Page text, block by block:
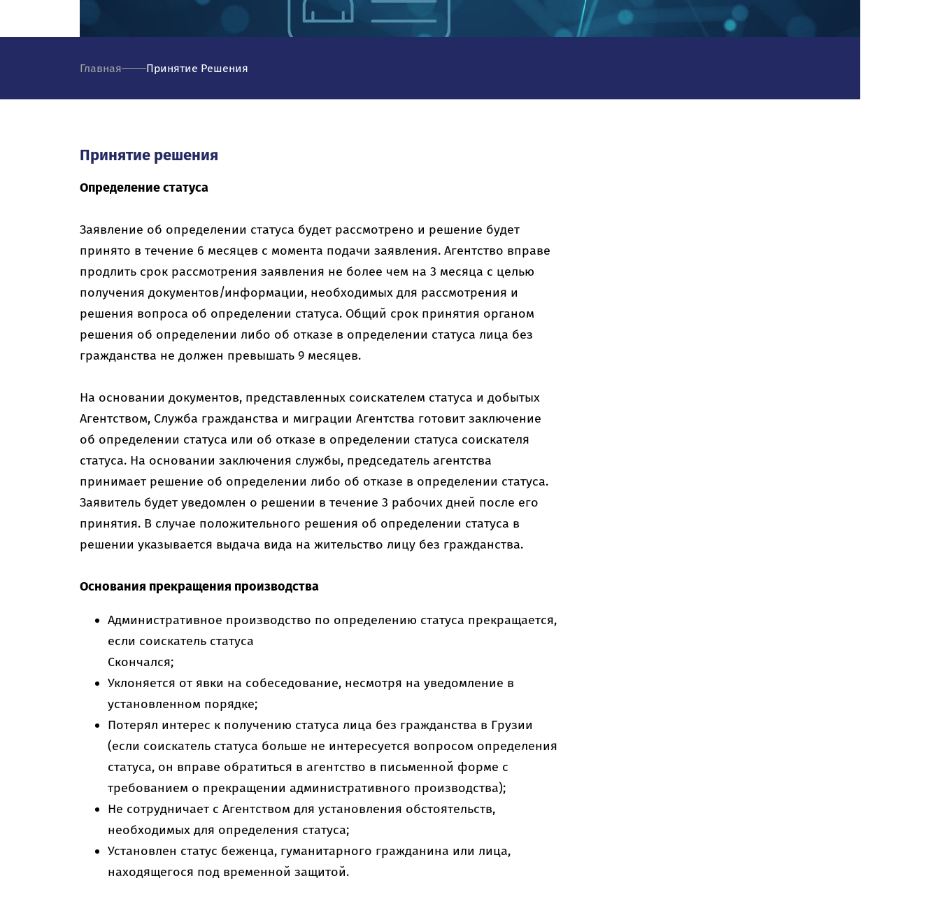
Главная Принятие Решения
Принятие решения
Определение статуса
Заявление об определении статуса будет рассмотрено и решение будет
принято в течение 6 месяцев с момента подачи заявления. Агентство вправе
продлить срок рассмотрения заявления не более чем на 3 месяца с целью
получения документов/информации, необходимых для рассмотрения и
решения вопроса об определении статуса. Общий срок принятия органом
решения об определении либо об отказе в определении статуса лица без
гражданства не должен превышать 9 месяцев.
На основании документов, представленных соискателем статуса и добытых
Агентством, Служба гражданства и миграции Агентства готовит заключение
об определении статуса или об отказе в определении статуса соискателя
статуса. На основании заключения службы, председатель агентства
принимает решение об определении либо об отказе в определении статуса.
Заявитель будет уведомлен о решении в течение 3 рабочих дней после его
принятия. В случае положительного решения об определении статуса в
решении указывается выдача вида на жительство лицу без гражданства.
Основания прекращения производства
Административное производство по определению статуса прекращается,
если соискатель статуса
Скончался;
Уклоняется от явки на собеседование, несмотря на уведомление в
установленном порядке;
Потерял интерес к получению статуса лица без гражданства в Грузии
(если соискатель статуса больше не интересуется вопросом определения
статуса, он вправе обратиться в агентство в письменной форме с
требованием о прекращении административного производства);
Не сотрудничает с Агентством для установления обстоятельств,
необходимых для определения статуса;
Установлен статус беженца, гуманитарного гражданина или лица,
находящегося под временной защитой.